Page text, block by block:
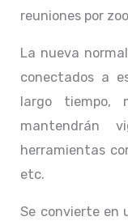
reuniones por
La nueva
conectados a
largo tiempo,
mantendrán
herramientas
etc.
Se convierte en